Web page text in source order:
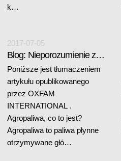
k…
2017-07-05
Blog: Nieporozumienie z agropaliwami
Poniższe jest tłumaczeniem
artykułu opublikowanego
przez OXFAM
INTERNATIONAL .
Agropaliwa, co to jest?
Agropaliwa to paliwa płynne
otrzymywane głó…